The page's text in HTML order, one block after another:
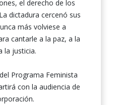
el derecho de los
dictadura cercenó sus
más volviese a
cantarle a la paz, a la
la justicia.
Programa Feminista
con la audiencia de